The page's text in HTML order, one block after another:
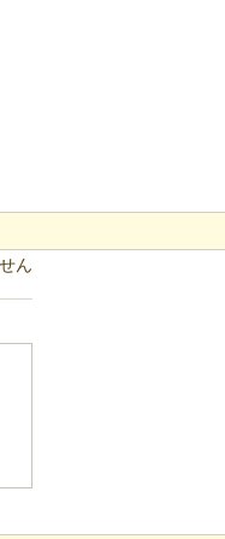
ます。
ん